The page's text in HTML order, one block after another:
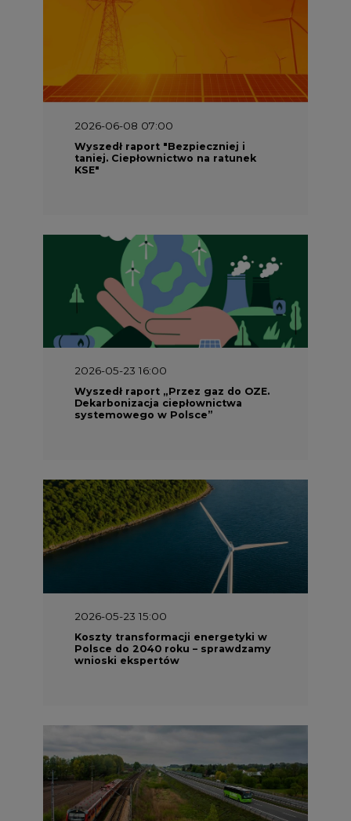
2026-06-08 07:00
Wyszedł raport "Bezpieczniej i
taniej. Ciepłownictwo na ratunek
KSE"
2026-05-23 16:00
Wyszedł raport „Przez gaz do OZE.
Dekarbonizacja ciepłownictwa
systemowego w Polsce”
2026-05-23 15:00
Koszty transformacji energetyki w
Polsce do 2040 roku – sprawdzamy
wnioski ekspertów